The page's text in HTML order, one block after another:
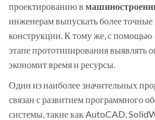
проектированию в
инженерам выпускать более
конструкции. К тому же, с
этапе прототипирования выявлять
экономит время и ресурсы.
Один из наиболее значительных
связан с развитием программного
системы, такие как AutoCAD,